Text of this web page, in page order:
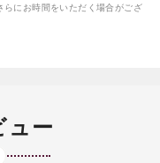
にお時間をいただく場合がござ
ュー